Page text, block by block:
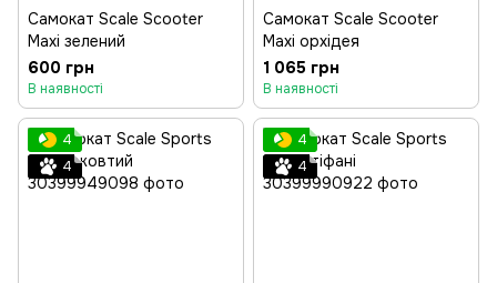
Самокат Scale Scooter
Maxi зелений
600 грн
В наявності
Самокат Scale Scooter
Maxi орхідея
1 065 грн
В наявності
4
4
4
4